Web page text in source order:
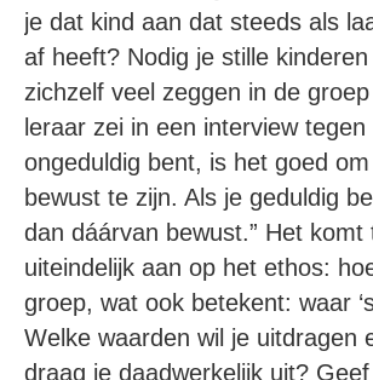
je dat kind aan dat steeds als
af heeft? Nodig je stille
zichzelf veel zeggen in de
leraar zei in een interview tegen
ongeduldig bent, is het goed
bewust te zijn. Als je geduldig
dan dáárvan bewust.” Het komt
uiteindelijk aan op het ethos:
groep, wat ook betekent: waar
Welke waarden wil je uitdragen
draag je daadwerkelijk uit?